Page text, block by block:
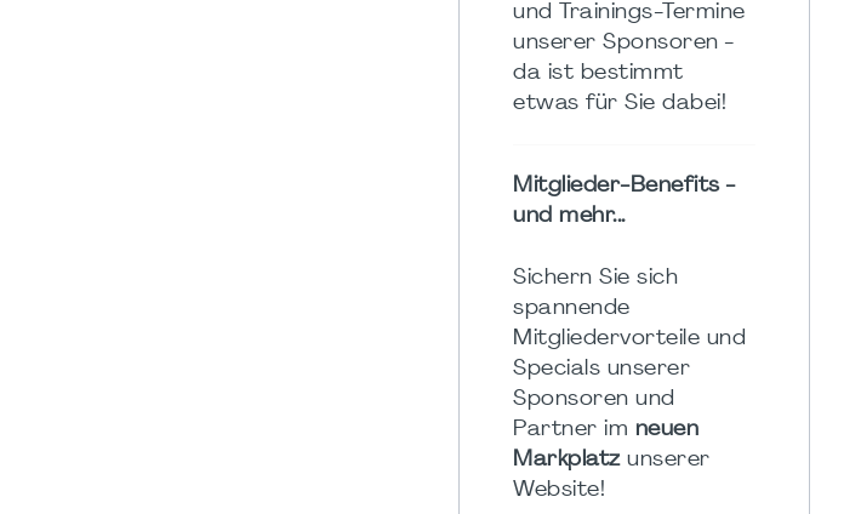
und Trainings-Termine
unserer Sponsoren -
da ist bestimmt
etwas für Sie dabei!
Mitglieder-Benefits -
und mehr...
Sichern Sie sich
spannende
Mitgliedervorteile und
Specials unserer
Sponsoren und
Partner im neuen
Markplatzunserer
Website!